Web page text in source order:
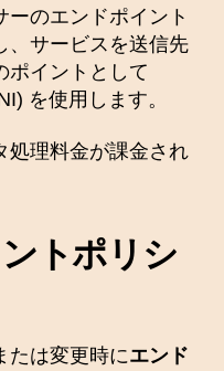
のエンドポイント
、サービスを送信先
ポイントとして
を使用します。
処理料金が課金され
トポリシ
たは変更時にエンド